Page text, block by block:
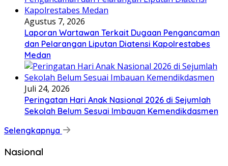
Agustus 7, 2026
Laporan Wartawan Terkait Dugaan Pengancaman
dan Pelarangan Liputan Diatensi Kapolrestabes
Medan
Juli 24, 2026
Peringatan Hari Anak Nasional 2026 di Sejumlah
Sekolah Belum Sesuai Imbauan Kemendikdasmen
Selengkapnya
Nasional